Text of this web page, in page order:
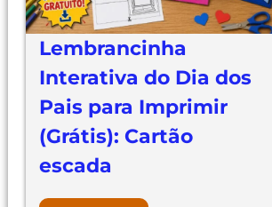
Lembrancinha
Interativa do Dia dos
Pais para Imprimir
(Grátis): Cartão
escada